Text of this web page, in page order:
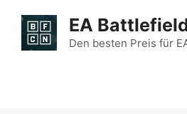
Inhalt
springen
EA
Den besten Preis für